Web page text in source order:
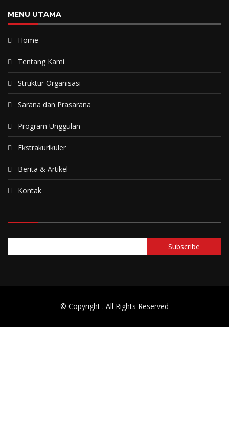
MENU UTAMA
Home
Tentang Kami
Struktur Organisasi
Sarana dan Prasarana
Program Unggulan
Ekstrakurikuler
Berita & Artikel
Kontak
© Copyright . All Rights Reserved